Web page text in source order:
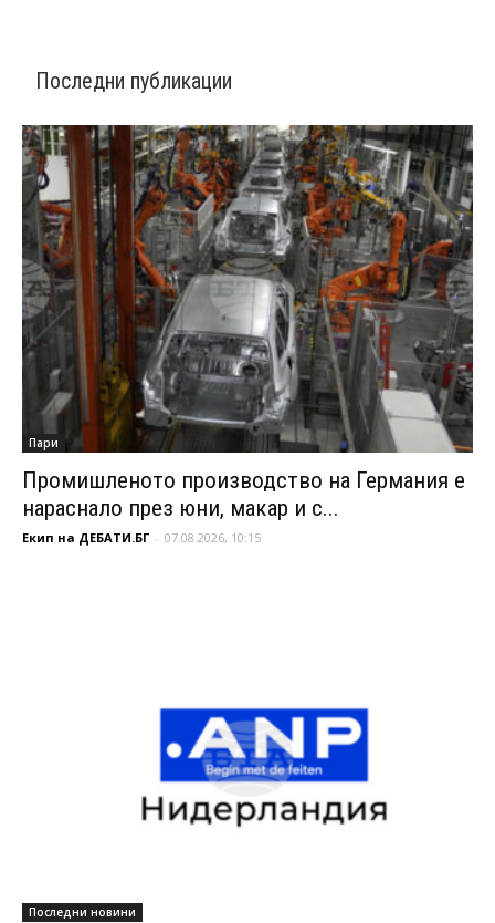
Последни публикации
Пари
Промишленото производство на Германия е
нараснало през юни, макар и с...
Екип на ДЕБАТИ.БГ - 07.08.2026, 10:15
Последни новини